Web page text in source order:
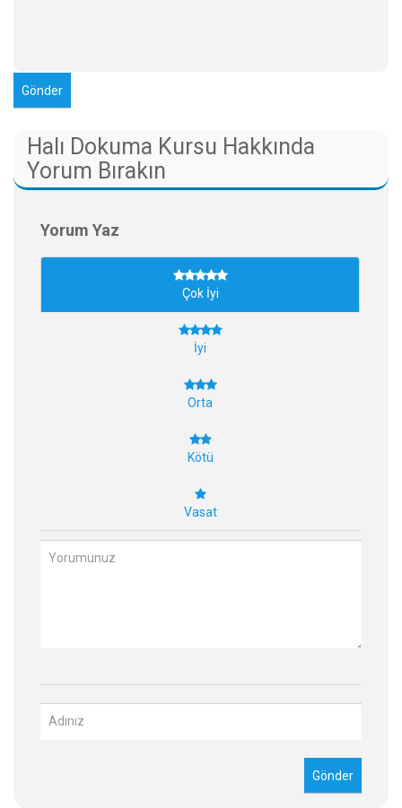
Halı Dokuma Kursu Hakkında
Yorum Bırakın
Yorum Yaz
Çok İyi
İyi
Orta
Kötü
Vasat